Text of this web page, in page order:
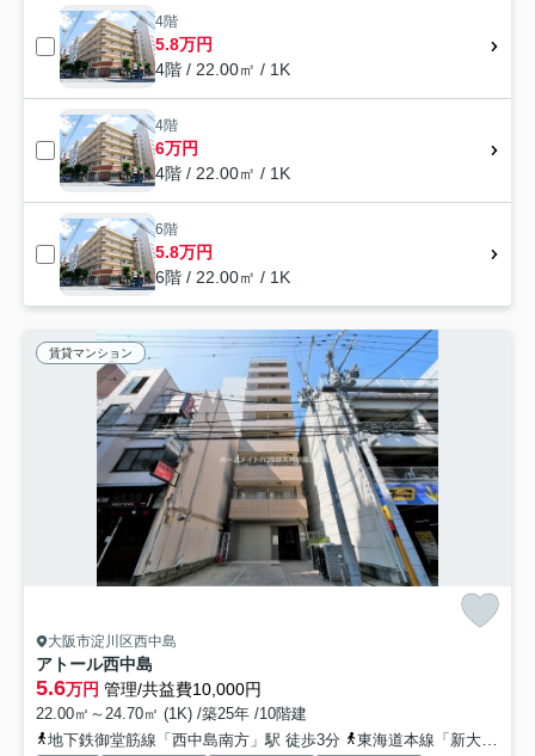
4階
5.8万円
4階 / 22.00㎡ / 1K
4階
6万円
4階 / 22.00㎡ / 1K
6階
5.8万円
6階 / 22.00㎡ / 1K
賃貸マンション
大阪市淀川区西中島
アトール西中島
5.6万円 管理/共益費10,000円
22.00㎡～24.70㎡ (1K) /築25年 /10階建
地下鉄御堂筋線「西中島南方」駅 徒歩3分
東海道本線「新大阪」駅 徒歩12分